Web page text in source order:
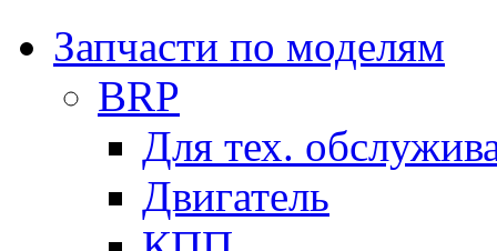
Запчасти по моделям
BRP
Для тех.
Двигатель